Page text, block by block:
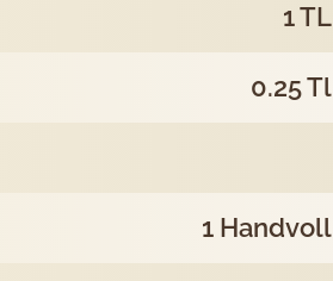
1TL
0.25Tl
1 Handvoll